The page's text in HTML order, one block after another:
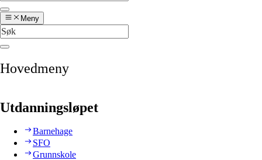
Meny
Hovedmeny
Utdanningsløpet
Barnehage
SFO
Grunnskole